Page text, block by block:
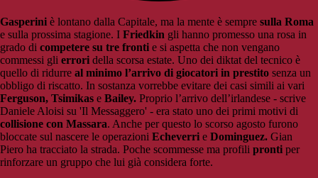
Gasperini è lontano dalla Capitale, ma la mente è sempre sulla Roma
e sulla prossima stagione. I Friedkin gli hanno promesso una rosa in
grado di competere su tre fronti e si aspetta che non vengano
commessi gli errori della scorsa estate. Uno dei diktat del tecnico è
quello di ridurre al minimo l’arrivo di giocatori in prestito senza un
obbligo di riscatto. In sostanza vorrebbe evitare dei casi simili ai vari
Ferguson, Tsimikas e Bailey. Proprio l’arrivo dell’irlandese - scrive
Daniele Aloisi su 'Il Messaggero' - era stato uno dei primi motivi di
collisione con Massara. Anche per questo lo scorso agosto furono
bloccate sul nascere le operazioni Echeverri e Dominguez. Gian
Piero ha tracciato la strada. Poche scommesse ma profili pronti per
rinforzare un gruppo che lui già considera forte.